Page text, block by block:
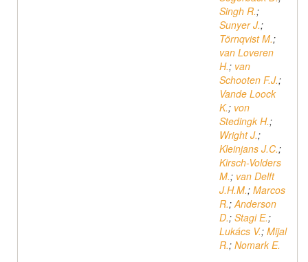
Singh R.;
Sunyer J.;
Törnqvist M.;
van Loveren
H.; van
Schooten F.J.;
Vande Loock
K.; von
Stedingk H.;
Wright J.;
Kleinjans J.C.;
Kirsch-Volders
M.; van Delft
J.H.M.; Marcos
R.;Anderson
D.; Stagi E.;
Lukács V.; Mijal
R.; Nomark E.